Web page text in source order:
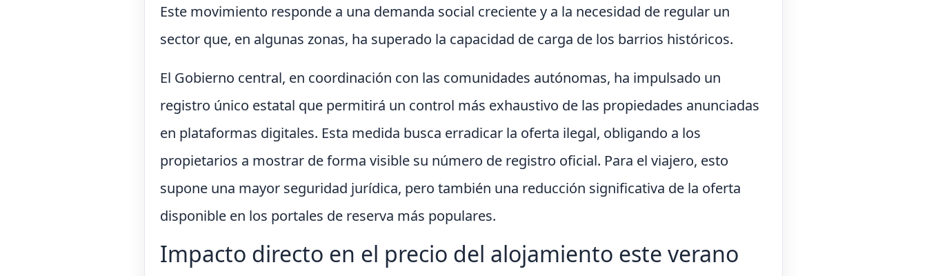
Este movimiento responde a una demanda social creciente y a la necesidad de regular un
sector que, en algunas zonas, ha superado la capacidad de carga de los barrios históricos.
El Gobierno central, en coordinación con las comunidades autónomas, ha impulsado un
registro único estatal que permitirá un control más exhaustivo de las propiedades anunciadas
en plataformas digitales. Esta medida busca erradicar la oferta ilegal, obligando a los
propietarios a mostrar de forma visible su número de registro oficial. Para el viajero, esto
supone una mayor seguridad jurídica, pero también una reducción significativa de la oferta
disponible en los portales de reserva más populares.
Impacto directo en el precio del alojamiento este verano